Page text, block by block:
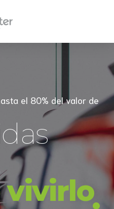
el 80% del valor de
vivirlo